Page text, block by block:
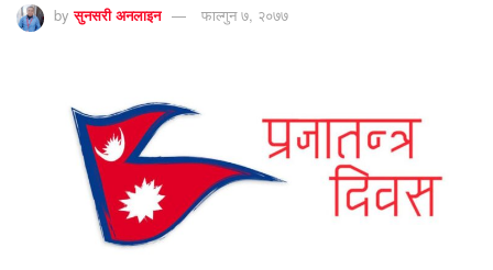
by सुनसरी अनलाइन फाल्गुन ७, २०७७